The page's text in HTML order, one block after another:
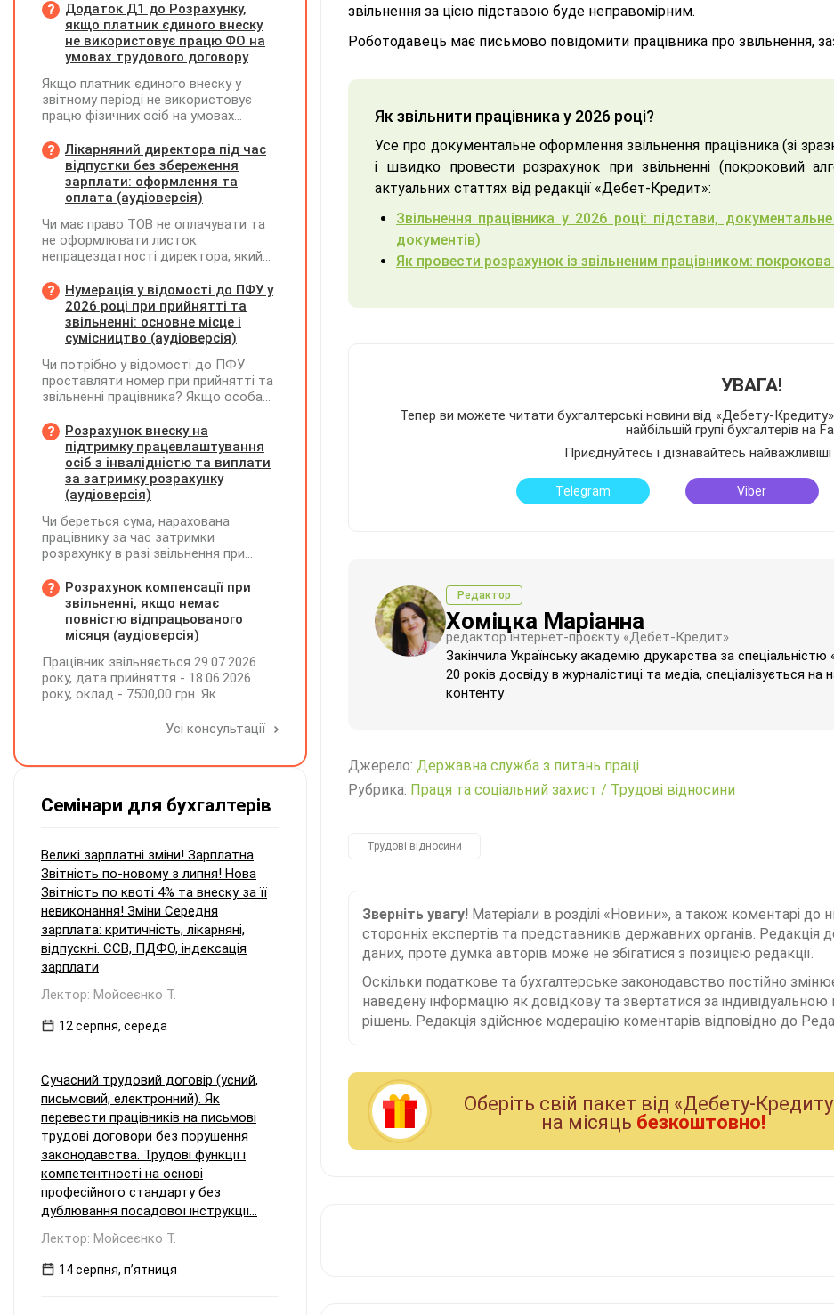
звільнення за цією підставою буде неправомірним.
Роботодавець має письмово повідомити працівника про звільнення,
Як звільнити працівника у 2026 році?
Усе про документальне оформлення звільнення працівника (зі
і швидко провести розрахунок при звільненні (покроковий
актуальних статтях від редакції «Дебет-Кредит»:
Звільнення працівника у 2026 році: підстави,
документів)
Як провести розрахунок із звільненим працівником: покрокова
УВАГА!
Тепер ви можете читати бухгалтерські новини від «Дебету-
найбільшій групі бухгалтерів на
Приєднуйтесь і дізнавайтесь
Telegram Viber
Редактор
Хоміцка Маріанна
редактор інтернет-проєкту «Дебет-Кредит»
Закінчила Українську академію друкарства за
20 років досвіду в журналістиці та медіа, спеціалізується
контенту
Джерело: Державна служба з питань праці
Рубрика: Праця та соціальний захист / Трудові відносини
Трудові відносини
Зверніть увагу! Матеріали в розділі «Новини», а також коментарі до
сторонніх експертів та представників державних органів. Редакція
даних, проте думка авторів може не збігатися з позицією редакції.
Оскільки податкове та бухгалтерське законодавство постійно
наведену інформацію як довідкову та звертатися за
рішень. Редакція здійснює модерацію коментарів відповідно до
Оберiть свiй пакет вiд «Дебету-
на мiсяць безкоштовно!
Додаток Д1 до Розрахунку,
якщо платник єдиного внеску
не використовує працю ФО на
умовах трудового договору
Якщо платник єдиного внеску у
звітному періоді не використовує
працю фізичних осіб на умовах
на інших умовах, передбачених
законодавством, Додаток Д1/
Додаток ФІЗ-Д1 за відповідний
період не подається
Лікарняний директора під час
відпустки без збереження
зарплати: оформлення та
оплата (аудіоверсія)
Чи має право ТОВ не оплачувати та
не оформлювати листок
непрацездатності директора, який
збереження заробітної плати під час
призупинення діяльності
підприємства?
Нумерація у відомості до ПФУ у
2026 році при прийнятті та
звільненні: основне місце і
сумісництво (аудіоверсія)
Чи потрібно у відомості до ПФУ
проставляти номер при прийнятті та
звільненні працівника? Якщо особа
місцем роботи та за сумісництвом,
чи рахується це як два роботодавці?
Розрахунок внеску на
підтримку працевлаштування
осіб з інвалідністю та виплати
за затримку розрахунку
(аудіоверсія)
Чи береться сума, нарахована
працівнику за час затримки
розрахунку в разі звільнення при
заробітної плати (винагороди), для
розрахунку внеску на підтримку
працевлаштування осіб з
інвалідністю?
Розрахунок компенсації при
звільненні, якщо немає
повністю відпрацьованого
місяця (аудіоверсія)
Працівник звільняється 29.07.2026
року, дата прийняття - 18.06.2026
року, оклад - 7500,00 грн. Як
невикористаних днів відпустки при
Усі консультації
Семінари для бухгалтерів
Великі зарплатні зміни! Зарплатна
Звітність по-новому з липня! Нова
Звітність по квоті 4% та внеску за її
невиконання! Зміни Середня
зарплата: критичність, лікарняні,
відпускні. ЄСВ, ПДФО, індексація
зарплати
Лектор: Мойсеєнко Т.
12 серпня, середа
Сучасний трудовий договір (усний,
письмовий, електронний). Як
перевести працівників на письмові
трудові договори без порушення
законодавства. Трудові функції і
компетентності на основі
професійного стандарту без
дублювання посадової інструкції...
Лектор: Мойсеєнко Т.
14 серпня, пʼятниця